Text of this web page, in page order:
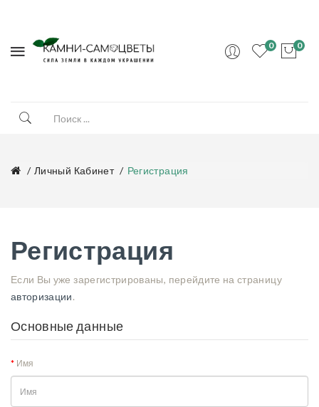
0 0
Личный Кабинет Регистрация
Регистрация
Если Вы уже зарегистрированы, перейдите на страницу
авторизации.
Основные данные
Имя